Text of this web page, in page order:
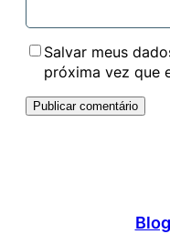
Salvar meus
próxima vez que